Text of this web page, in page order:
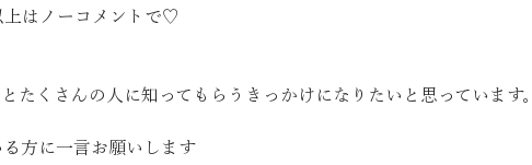
上はノーコメントで♡
くさんの人に知ってもらうきっかけになりたいと思っています。
方に一言お願いします